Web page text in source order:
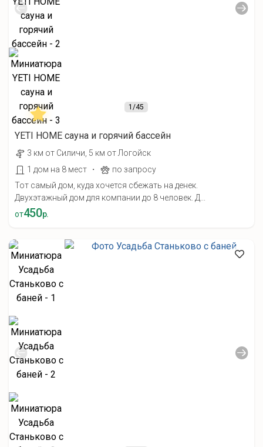
1/45
YETI HOME cауна и горячий бассейн
3 км от Силичи, 5 км от Логойск
1 дом на 8 мест
·
по запросу
Тот самый дом, куда хочется сбежать на денек.
Двухэтажный дом для компании до 8 человек. Д...
от450р.